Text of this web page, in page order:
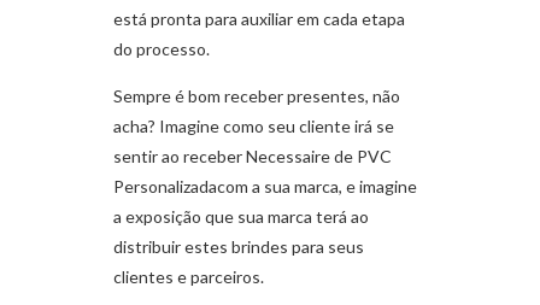
está pronta para auxiliar em cada etapa
do processo.
Sempre é bom receber presentes, não
acha? Imagine como seu cliente irá se
sentir ao receber Necessaire de PVC
Personalizadacom a sua marca, e imagine
a exposição que sua marca terá ao
distribuir estes brindes para seus
clientes e parceiros.